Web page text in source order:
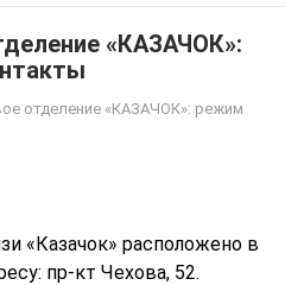
«КАЗАЧОК»:
отделение «КАЗАЧОК»: режим
«Казачок» расположено в
пр-кт Чехова, 52.